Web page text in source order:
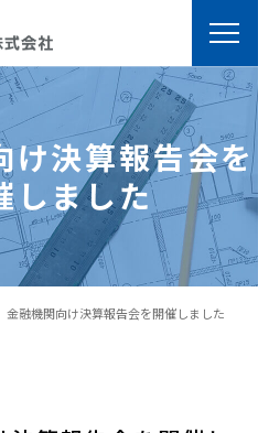
け決算報告会を
しました
金融機関向け決算報告会を開催しました